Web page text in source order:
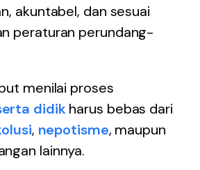
akuntabel, dan sesuai
peraturan perundang-
menilai proses
didikharus bebas dari
, nepotisme, maupun
lainnya.